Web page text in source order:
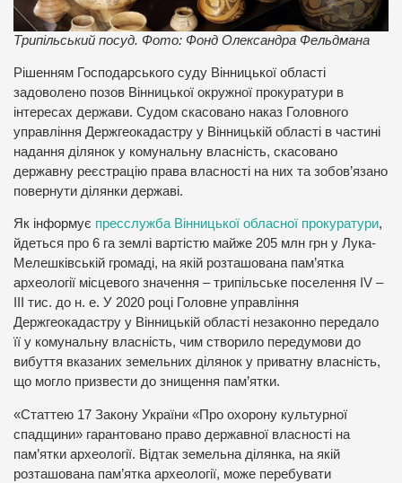
Трипільський посуд. Фото: Фонд Олександра Фельдмана
Рішенням Господарського суду Вінницької області
задоволено позов Вінницької окружної прокуратури в
інтересах держави. Судом скасовано наказ Головного
управління Держгеокадастру у Вінницькій області в частині
надання ділянок у комунальну власність, скасовано
державну реєстрацію права власності на них та зобов’язано
повернути ділянки державі.
Як інформує пресслужба Вінницької обласної прокуратури,
йдеться про 6 га землі вартістю майже 205 млн грн у Лука-
Мелешківській громаді, на якій розташована пам’ятка
археології місцевого значення – трипільське поселення IV –
ІІІ тис. до н. е. У 2020 році Головне управління
Держгеокадастру у Вінницькій області незаконно передало
її у комунальну власність, чим створило передумови до
вибуття вказаних земельних ділянок у приватну власність,
що могло призвести до знищення пам’ятки.
«Статтею 17 Закону України «Про охорону культурної
спадщини» гарантовано право державної власності на
пам’ятки археології. Відтак земельна ділянка, на якій
розташована пам’ятка археології, може перебувати